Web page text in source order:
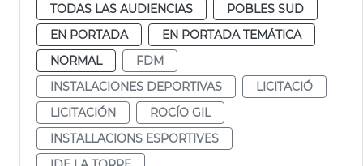
TODAS LAS AUDIENCIAS
POBLES SUD
EN PORTADA
EN PORTADA TEMÁTICA
NORMAL
FDM
INSTALACIONES DEPORTIVAS
LICITACIÓ
LICITACIÓN
ROCÍO GIL
INSTALLACIONS ESPORTIVES